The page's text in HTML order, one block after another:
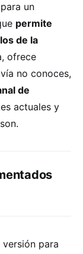
un
permite
de la
ofrece
no conoces,
de
actuales y
para